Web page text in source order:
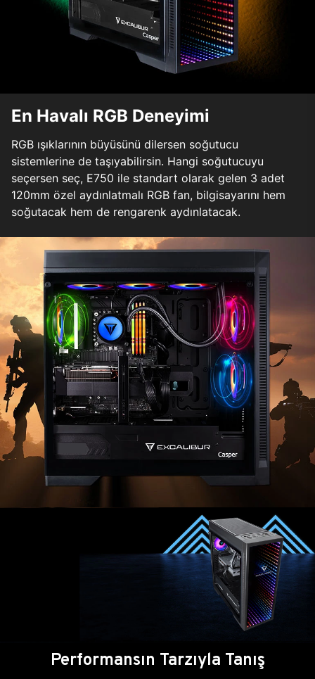
En Havalı RGB Deneyimi
RGB ışıklarının büyüsünü dilersen soğutucu
sistemlerine de taşıyabilirsin. Hangi soğutucuyu
seçersen seç, E750 ile standart olarak gelen 3 adet
120mm özel aydınlatmalı RGB fan, bilgisayarını hem
soğutacak hem de rengarenk aydınlatacak.
Performansın Tarzıyla Tanış